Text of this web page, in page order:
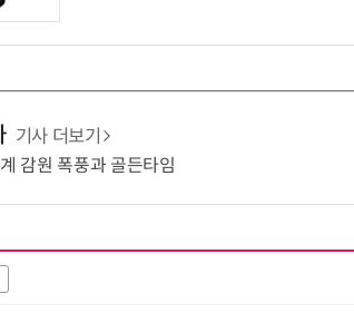
기사 더보기
감원 폭풍과 골든타임